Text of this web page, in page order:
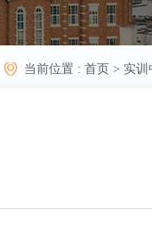
当前位置 : 首页 > 实训